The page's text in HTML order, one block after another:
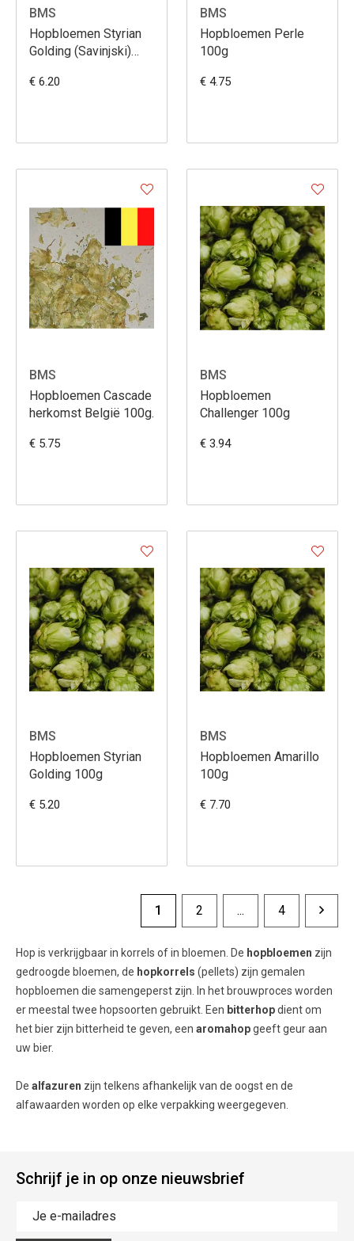
BMS
Hopbloemen Styrian
Golding (Savinjski)
€ 6.20
BMS
Hopbloemen Perle
100g
€ 4.75
BMS
Hopbloemen Cascade
herkomst België 100g.
€ 5.75
BMS
Hopbloemen
Challenger 100g
€ 3.94
BMS
Hopbloemen Styrian
Golding 100g
€ 5.20
BMS
Hopbloemen Amarillo
100g
€ 7.70
1 2 ... 4
Hop is verkrijgbaar in korrels of in bloemen. De hopbloemen zijn
gedroogde bloemen, de hopkorrels (pellets) zijn gemalen
hopbloemen die samengeperst zijn. In het brouwproces worden
er meestal twee hopsoorten gebruikt. Een bitterhopdient om
het bier zijn bitterheid te geven, een aromahopgeeft geur aan
uw bier.
De alfazuren zijn telkens afhankelijk van de oogst en de
alfawaarden worden op elke verpakking weergegeven.
Schrijf je in op onze nieuwsbrief